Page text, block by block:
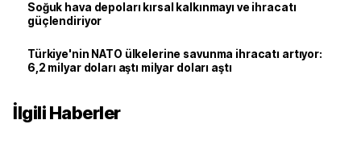
Soğuk hava depoları kırsal kalkınmayı ve ihracatı
güçlendiriyor
Türkiye'nin NATO ülkelerine savunma ihracatı artıyor:
6,2 milyar doları aştı milyar doları aştı
İlgili Haberler